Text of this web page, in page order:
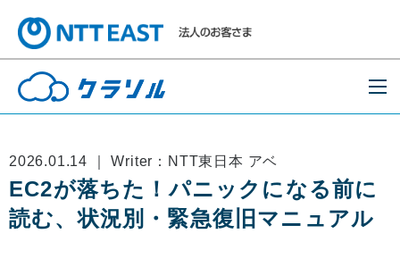
2026.01.14 ｜ Writer：NTT東日本 アベ
EC2が落ちた！パニックになる前に
読む、状況別・緊急復旧マニュアル